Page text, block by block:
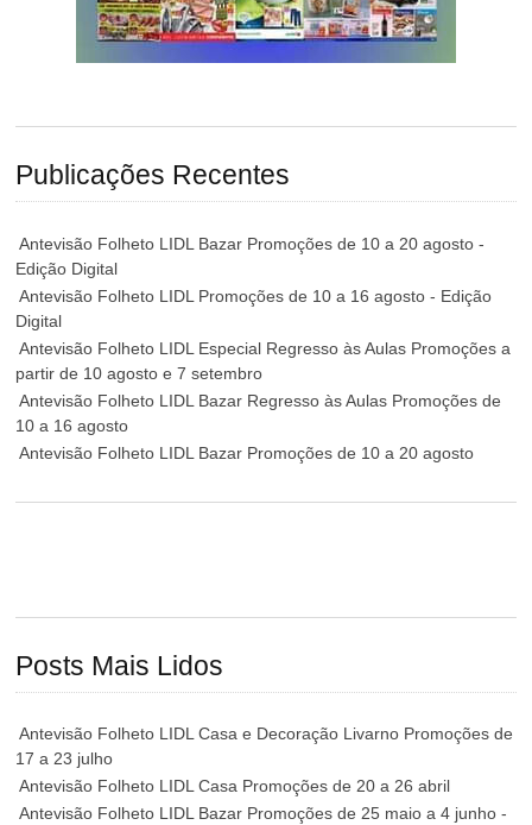
Publicações Recentes
Antevisão Folheto LIDL Bazar Promoções de 10 a 20 agosto -
Edição Digital
Antevisão Folheto LIDL Promoções de 10 a 16 agosto - Edição
Digital
Antevisão Folheto LIDL Especial Regresso às Aulas Promoções a
partir de 10 agosto e 7 setembro
Antevisão Folheto LIDL Bazar Regresso às Aulas Promoções de
10 a 16 agosto
Antevisão Folheto LIDL Bazar Promoções de 10 a 20 agosto
Posts Mais Lidos
Antevisão Folheto LIDL Casa e Decoração Livarno Promoções de
17 a 23 julho
Antevisão Folheto LIDL Casa Promoções de 20 a 26 abril
Antevisão Folheto LIDL Bazar Promoções de 25 maio a 4 junho -